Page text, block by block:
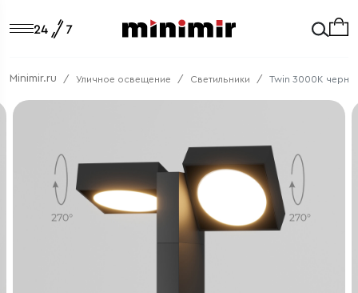
Minimir.ru Уличное освещение Светильники Twin 3000K